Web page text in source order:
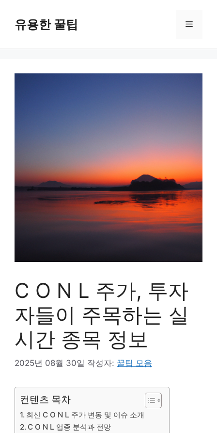
유용한 꿀팁 메
C O N L 주가, 투자
자들이 주목하는 실
시간 종목 정보
2025년 08월 30일 작성자: 꿀팁 모음
컨텐츠 목차
최신 C O N L 주가 변동 및 이슈 소개
C O N L 업종 분석과 전망